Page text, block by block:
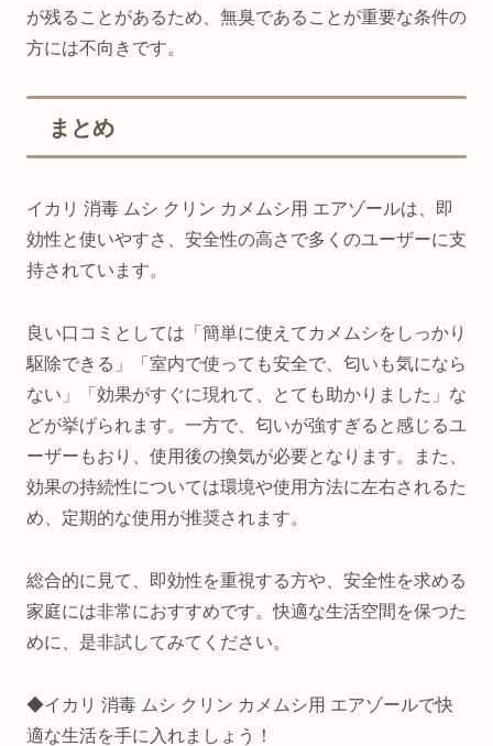
が残ることがあるため、無臭であることが重要な条件の
方には不向きです。
まとめ
イカリ 消毒 ムシ クリン カメムシ用 エアゾールは、即
効性と使いやすさ、安全性の高さで多くのユーザーに支
持されています。
良い口コミとしては「簡単に使えてカメムシをしっかり
駆除できる」「室内で使っても安全で、匂いも気になら
ない」「効果がすぐに現れて、とても助かりました」な
どが挙げられます。一方で、匂いが強すぎると感じるユ
ーザーもおり、使用後の換気が必要となります。また、
効果の持続性については環境や使用方法に左右されるた
め、定期的な使用が推奨されます。
総合的に見て、即効性を重視する方や、安全性を求める
家庭には非常におすすめです。快適な生活空間を保つた
めに、是非試してみてください。
◆イカリ 消毒 ムシ クリン カメムシ用 エアゾールで快
適な生活を手に入れましょう！